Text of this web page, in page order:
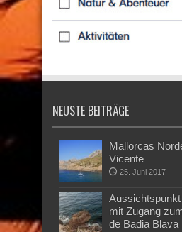
NEUSTE BEITRÄGE
Mallorcas
Vicente
25. Juni 2017
Aussichtspunkt
mit Zugang
de Badia Blava